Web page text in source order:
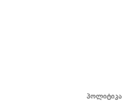
პოლიტიკა